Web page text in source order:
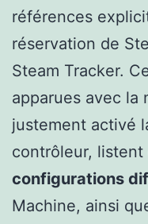
références
réservation de
Steam Tracker.
apparues avec la
justement activé
contrôleur, listent
configurations
Machine, ainsi